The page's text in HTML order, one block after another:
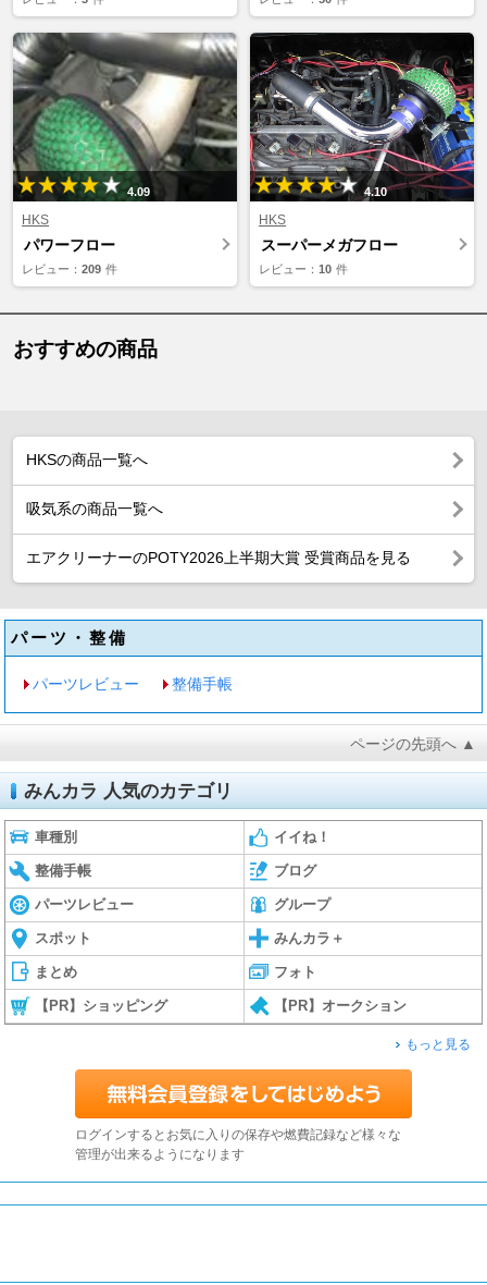
4.09
HKS
パワーフロー
レビュー： 209 件
4.10
HKS
スーパーメガフロー
レビュー： 10 件
おすすめの商品
HKSの商品一覧へ
吸気系の商品一覧へ
エアクリーナーのPOTY2026上半期大賞 受賞商品を見る
パーツ・整備
パーツレビュー 整備手帳
ページの先頭へ ▲
みんカラ 人気のカテゴリ
車種別 イイね！
整備手帳 ブログ
パーツレビュー グループ
スポット みんカラ＋
まとめ フォト
【PR】ショッピング 【PR】オークション
もっと見る
ログインするとお気に入りの保存や燃費記録など様々な
管理が出来るようになります